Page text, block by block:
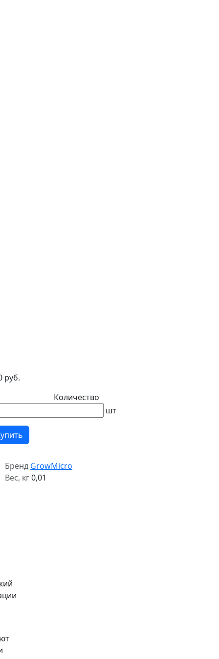
Бренд GrowMicro
Вес, кг0,01
руб.
Количество
шт